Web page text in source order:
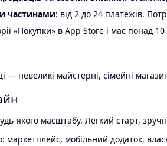
частинами: від 2 до 24 платежів.
«Покупки» в App Store і має понад
— невеликі майстерні, сімейні
якого масштабу. Легкий старт,
маркетплейс, мобільний додаток,